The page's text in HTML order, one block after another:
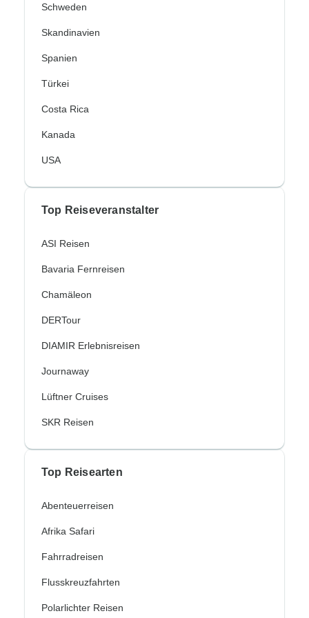
Schweden
Skandinavien
Spanien
Türkei
Costa Rica
Kanada
USA
Top Reiseveranstalter
ASI Reisen
Bavaria Fernreisen
Chamäleon
DERTour
DIAMIR Erlebnisreisen
Journaway
Lüftner Cruises
SKR Reisen
Top Reisearten
Abenteuerreisen
Afrika Safari
Fahrradreisen
Flusskreuzfahrten
Polarlichter Reisen